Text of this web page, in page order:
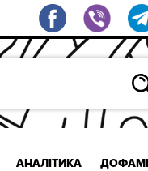
АНАЛІТИКА